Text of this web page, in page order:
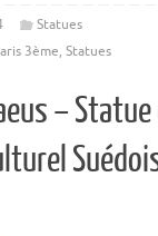
Statues
3ème, Statues
– Statue